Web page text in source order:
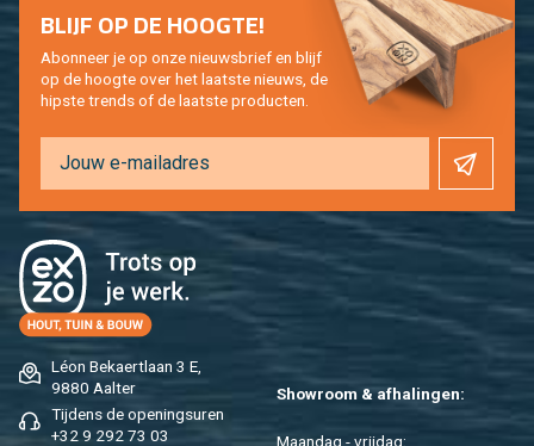
Léon Be­kaert­laan 3 E,
9880 Aal­ter
Tij­dens de ope­nings­uren
+32 9 292 73 03
Show­room & af­ha­lin­gen:
Maan­dag - vrij­dag:
BLIJF OP DE HOOG­TE!
Abon­neer je op onze nieuws­brief en blijf
op de hoog­te over het laat­ste nieuws, de
hip­s­te trends of de laat­ste pro­duc­ten.